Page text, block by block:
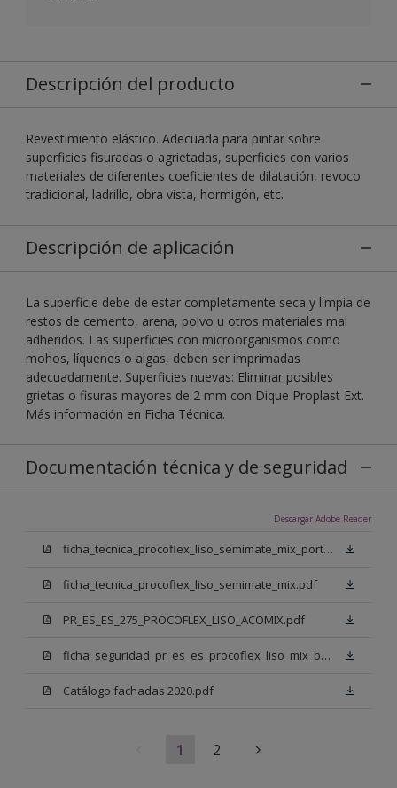
Descripción del producto
Revestimiento elástico. Adecuada para pintar sobre
superficies fisuradas o agrietadas, superficies con varios
materiales de diferentes coeficientes de dilatación, revoco
tradicional, ladrillo, obra vista, hormigón, etc.
Descripción de aplicación
La superficie debe de estar completamente seca y limpia de
restos de cemento, arena, polvo u otros materiales mal
adheridos. Las superficies con microorganismos como
mohos, líquenes o algas, deben ser imprimadas
adecuadamente. Superficies nuevas: Eliminar posibles
grietas o fisuras mayores de 2 mm con Dique Proplast Ext.
Más información en Ficha Técnica.
Documentación técnica y de seguridad
Descargar Adobe Reader
ficha_tecnica_procoflex_liso_semimate_mix_portugues.pdf
ficha_tecnica_procoflex_liso_semimate_mix.pdf
PR_ES_ES_275_PROCOFLEX_LISO_ACOMIX.pdf
ficha_seguridad_pr_es_es_procoflex_liso_mix_bb.pdf
Catálogo fachadas 2020.pdf
1 2